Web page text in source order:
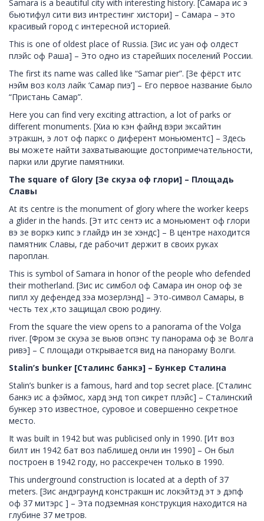
Samara is a beautiful city with interesting history. [Самара ис э
бьютифул сити виз интрестинг хистори] – Самара – это
красивый город с интересной историей.
This is one of oldest place of Russia. [Зис ис уан оф олдест
плэйс оф Раша] – Это одно из старейших поселений России.
The first its name was called like “Samar pier”. [Зе фёрст итс
нэйм воз колз лайк ‘Самар пиэ’] – Его первое название было
“Пристань Самар”.
Here you can find very exciting attraction, a lot of parks or
different monuments. [Хиа ю кэн файнд вэри эксайтин
этракшн, э лот оф паркс о диферент моньюментс] – Здесь
вы можете найти захватывающие достопримечательности,
парки или другие памятники.
The square of Glory [Зе скуэа оф глори] – Площадь
Славы
At its centre is the monument of glory where the worker keeps
a glider in the hands. [Эт итс сентэ ис а моньюмент оф глори
вэ зе воркэ кипс э глайдэ ин зе хэндс] – В центре находится
памятник Славы, где рабочит держит в своих руках
пароплан.
This is symbol of Samara in honor of the people who defended
their motherland. [Зис ис симбол оф Самара ин онор оф зе
пипл ху дефендед зэа мозерлэнд] – Это-символ Самары, в
честь тех ,кто защищал свою родину.
From the square the view opens to a panorama of the Volga
river. [Фром зе скуэа зе вьюв опэнс ту панорама оф зе Волга
ривэ] – С площади открывается вид на панораму Волги.
Stalin’s bunker [Сталинс банкэ] – Бункер Сталина
Stalin’s bunker is a famous, hard and top secret place. [Сталинс
банкэ ис а фэймос, хард энд топ сикрет плэйс] – Сталинский
бункер это известное, суровое и совершенно секретное
место.
It was built in 1942 but was publicised only in 1990. [Ит воз
билт ин 1942 бат воз паблишед онли ин 1990] – Он был
построен в 1942 году, но рассекречен только в 1990.
This underground construction is located at a depth of 37
meters. [Зис андэграунд констракшн ис локэйтэд эт э дэпф
оф 37 митэрс ] – Эта подземная конструкция находится на
глубине 37 метров.